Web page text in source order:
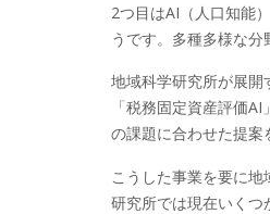
2つ目はAI（人口知能
うです。多種多様な
地域科学研究所が展開
「税務固定資産評価
の課題に合わせた提案
こうした事業を要に
研究所では現在いく